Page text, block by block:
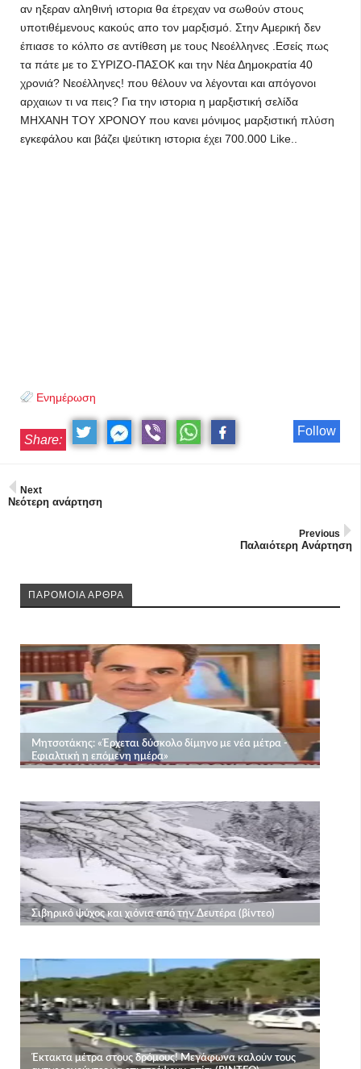
αν ηξεραν αληθινή ιστορια θα έτρεχαν να σωθούν στους
υποτιθέμενους κακούς απο τον μαρξισμό. Στην Αμερική δεν
έπιασε το κόλπο σε αντίθεση με τους Νεοέλληνες .Εσείς πως
τα πάτε με το ΣΥΡΙΖΟ-ΠΑΣΟΚ και την Νέα Δημοκρατία 40
χρονιά? Νεοέλληνες! που θέλουν να λέγονται και απόγονοι
αρχαιων τι να πεις? Για την ιστορια η μαρξιστική σελίδα
ΜΗΧΑΝΗ ΤΟΥ ΧΡΟΝΟΥ που κανει μόνιμος μαρξιστική πλύση
εγκεφάλου και βάζει ψεύτικη ιστορια έχει 700.000 Like..
Ενημέρωση
Follow
Share:
Next
Νεότερη ανάρτηση
Previous
Παλαιότερη Ανάρτηση
ΠΑΡΟΜΟΙΑ ΑΡΘΡΑ